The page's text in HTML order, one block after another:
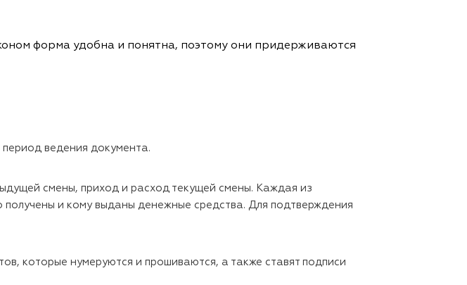
форма удобна и понятна, поэтому они придерживаются
ведения документа.
смены, приход и расход текущей смены. Каждая из
и кому выданы денежные средства. Для подтверждения
которые нумеруются и прошиваются, а также ставят подписи